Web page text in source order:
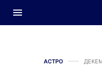
АСТРО